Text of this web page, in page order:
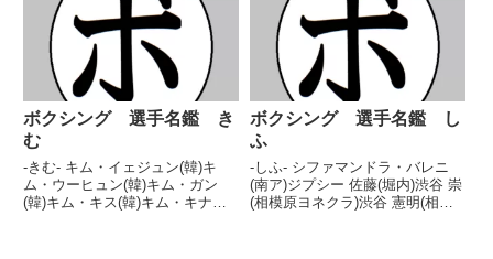
ボクシング 選手名鑑 き
む
-きむ- キム・イェジュン(韓)キ
ム・ウーヒュン(韓)キム・ガン
(韓)キム・キス(韓)キム・キナム
ボクシング 選手名鑑 し
ふ
-しふ- シファマンドラ・バレニ
(南ア)ジプシー 佐藤(堀内)渋谷 崇
(相模原ヨネクラ)渋谷 憲明(相模